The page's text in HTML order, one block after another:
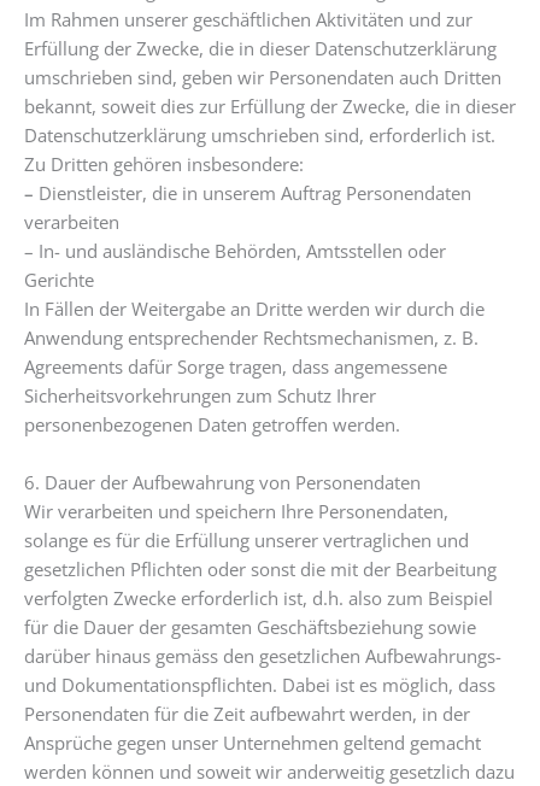
Im Rahmen unserer geschäftlichen Aktivitäten und zur
Erfüllung der Zwecke, die in dieser Datenschutzerklärung
umschrieben sind, geben wir Personendaten auch Dritten
bekannt, soweit dies zur Erfüllung der Zwecke, die in dieser
Datenschutzerklärung umschrieben sind, erforderlich ist.
Zu Dritten gehören insbesondere:
– Dienstleister, die in unserem Auftrag Personendaten
verarbeiten
– In- und ausländische Behörden, Amtsstellen oder
Gerichte
In Fällen der Weitergabe an Dritte werden wir durch die
Anwendung entsprechender Rechtsmechanismen, z. B.
Agreements dafür Sorge tragen, dass angemessene
Sicherheitsvorkehrungen zum Schutz Ihrer
personenbezogenen Daten getroffen werden.
6. Dauer der Aufbewahrung von Personendaten
Wir verarbeiten und speichern Ihre Personendaten,
solange es für die Erfüllung unserer vertraglichen und
gesetzlichen Pflichten oder sonst die mit der Bearbeitung
verfolgten Zwecke erforderlich ist, d.h. also zum Beispiel
für die Dauer der gesamten Geschäftsbeziehung sowie
darüber hinaus gemäss den gesetzlichen Aufbewahrungs-
und Dokumentationspflichten. Dabei ist es möglich, dass
Personendaten für die Zeit aufbewahrt werden, in der
Ansprüche gegen unser Unternehmen geltend gemacht
werden können und soweit wir anderweitig gesetzlich dazu